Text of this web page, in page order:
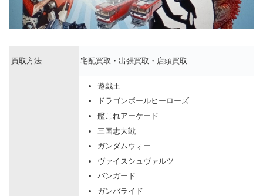
買取方法 宅配買取・出張買取・店頭買取
遊戯王
ドラゴンボールヒーローズ
艦これアーケード
三国志大戦
ガンダムウォー
ヴァイスシュヴァルツ
バンガード
ガンバライド